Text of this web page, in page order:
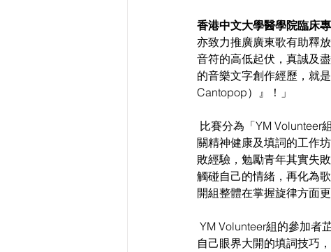
香港中文大學醫學院臨床
亦致力推廣廣東歌有助釋
音符的高低起伏，真誠及
的音樂文字創作經歷，就
Cantopop）』！」
關精神健康及填詞的工作
敗經驗，勉勵青年其實失
觸碰自己的情緒，再化為歌
開組整體在掌握旋律方面
自己眼界大開的填詞技巧